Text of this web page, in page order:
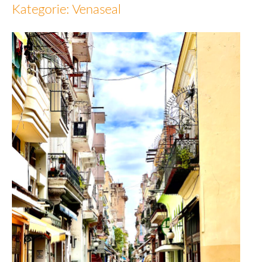
Inhalt
Kategorie: Venaseal